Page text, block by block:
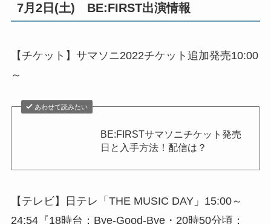
7月2日(土) BE:FIRST出演情報
【チケット】サマソニ2022チケット追加発売10:00
～
あわせて読みたい
BE:FIRSTサマソニチケット発売
日と入手方法！配信は？
【テレビ】日テレ「THE MUSIC DAY」15:00～
24:54『18時台：Bye-Good-Bye・20時50分頃：